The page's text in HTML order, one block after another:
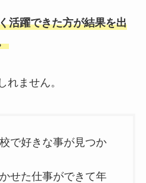
活躍できた方が結果を出
れません。
で好きな事が見つか
せた仕事ができて年